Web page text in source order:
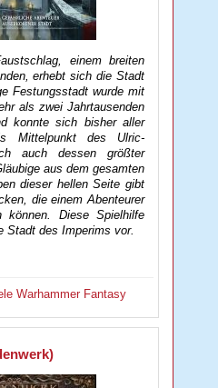
einem breiten
erhebt sich die Stadt
Festungsstadt wurde mit
als zwei Jahrtausenden
konnte sich bisher aller
Mittelpunkt des Ulric-
auch dessen größter
aus dem gesamten
dieser hellen Seite gibt
die einem Abenteurer
können. Diese Spielhilfe
Stadt des Imperims vor.
Warhammer Fantasy